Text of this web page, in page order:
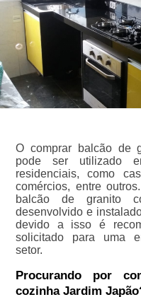
O comprar balcão de
pode ser utilizado
residenciais, como
comércios, entre
balcão de granito
desenvolvido e
devido a isso é
solicitado para uma
setor.
Procurando por
cozinha Jardim